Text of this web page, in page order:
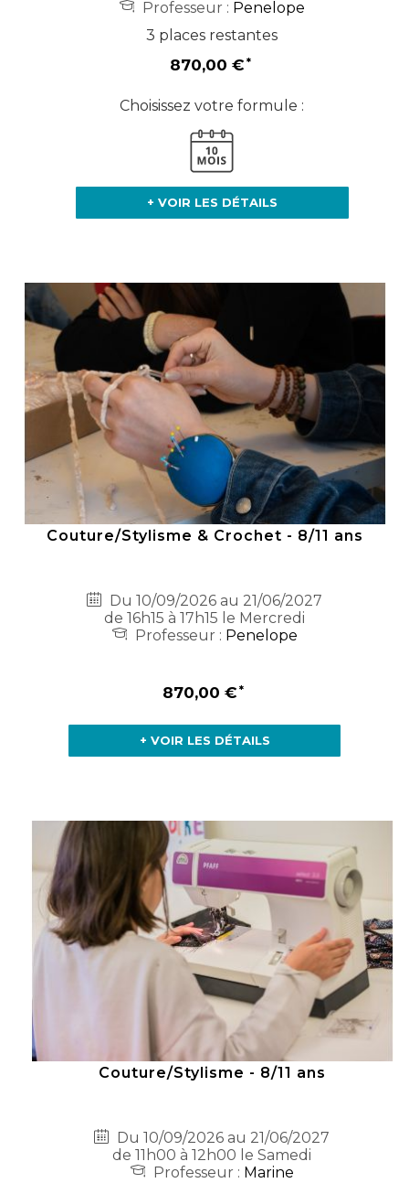
Professeur : Penelope
3 places restantes
870,00 €
Choisissez votre formule :
+ VOIR LES DÉTAILS
Couture/Stylisme & Crochet - 8/11 ans
Du 10/09/2026 au 21/06/2027
de 16h15 à 17h15 le Mercredi
Professeur : Penelope
870,00 €
+ VOIR LES DÉTAILS
Couture/Stylisme - 8/11 ans
Du 10/09/2026 au 21/06/2027
de 11h00 à 12h00 le Samedi
Professeur : Marine